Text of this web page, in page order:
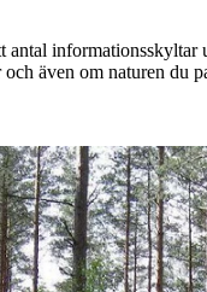
antal informationsskyltar
även om naturen du